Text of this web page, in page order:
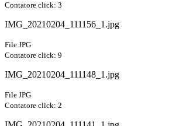
Contatore click: 3
IMG_20210204_111156_1.jpg
File JPG
Contatore click: 9
IMG_20210204_111148_1.jpg
File JPG
Contatore click: 2